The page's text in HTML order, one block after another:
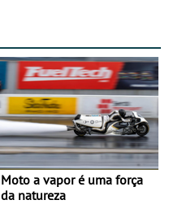
Moto a vapor é uma força
da natureza